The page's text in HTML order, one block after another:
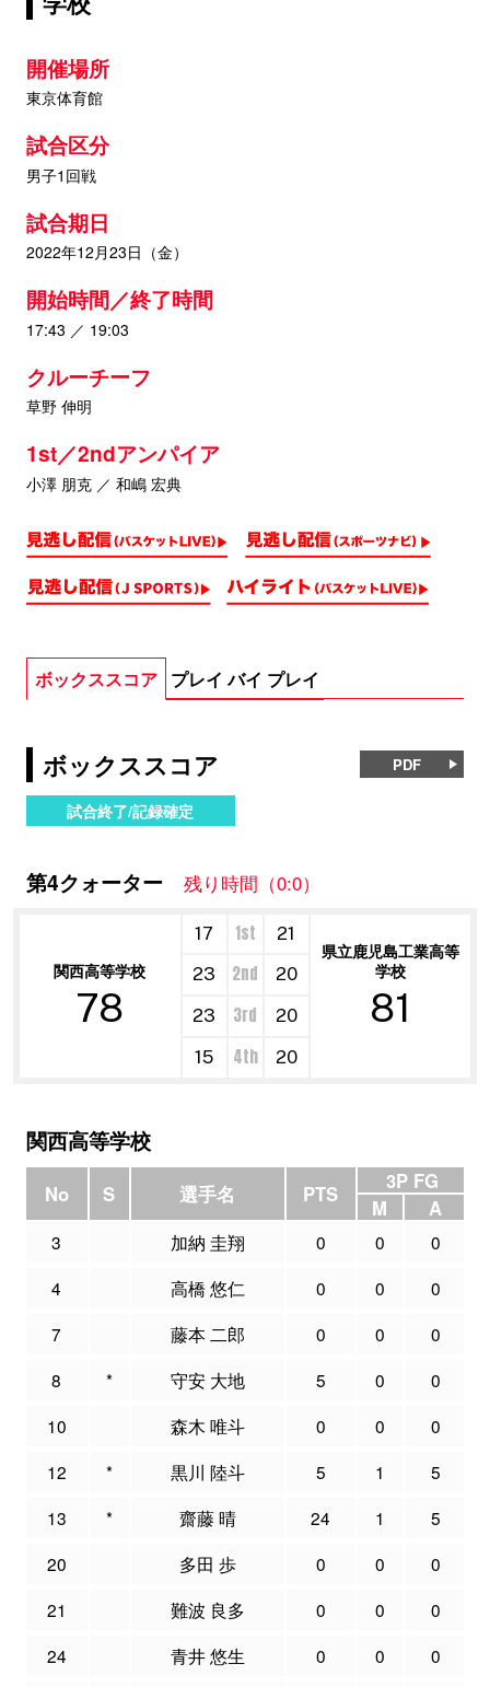
開催場所
東京体育館
試合区分
男子1回戦
試合期日
2022年12月23日（金）
開始時間／終了時間
17:43 ／ 19:03
クルーチーフ
草野 伸明
1st／2ndアンパイア
小澤 朋克 ／ 和嶋 宏典
ボックススコア プレイ バイ プレイ
ボックススコア PDF
試合終了/記録確定
第4クォーター 残り時間（0:0）
関西高等学校
78
17 1st 21
県立鹿児島工業高等
学校
81
23 2nd
20
23
3rd
20
15
4th 20
関西高等学校
No S 選手名 PTS
3P FG
M
A
3 加納 圭翔 0 0
0
4
高橋 悠仁 0 0
0
7
藤本 二郎 0 0
0
8
* 守安 大地 5 0
0
10
森木 唯斗 0 0
0
12
* 黒川 陸斗 5 1
5
13
* 齋藤 晴 24 1
5
20
多田 歩 0 0
0
21
難波 良多 0 0
0
24
青井 悠生 0 0
0